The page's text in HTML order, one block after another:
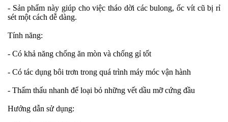
- Sản phẩm này giúp cho việc tháo dời các bulong, ốc vít cũ bị rỉ
sét một cách dễ dàng.
Tính năng:
- Có khả năng chống ăn mòn và chống gỉ tốt
- Có tác dụng bôi trơn trong quá trình máy móc vận hành
- Thấm thấu nhanh để loại bỏ những vết dầu mỡ cứng đầu
Hướng dẫn sử dụng: